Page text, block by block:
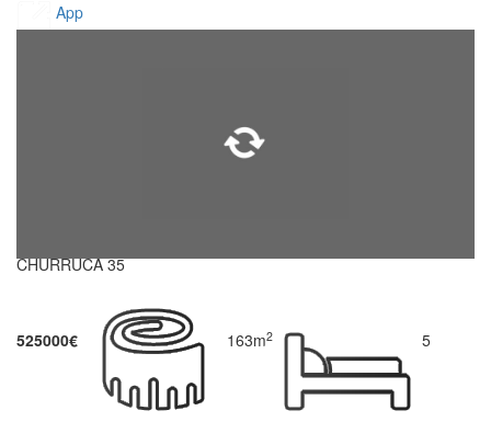
App
CHURRUCA 35
525000€ 163m2 5